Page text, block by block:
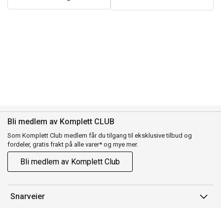
Bli medlem av Komplett CLUB
Som Komplett Club medlem får du tilgang til eksklusive tilbud og
fordeler, gratis frakt på alle varer* og mye mer.
Bli medlem av Komplett Club
Snarveier